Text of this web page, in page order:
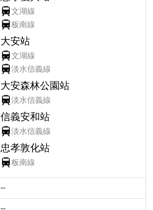
文湖線
板南線
大安站
文湖線
淡水信義線
大安森林公園站
淡水信義線
信義安和站
淡水信義線
忠孝敦化站
板南線
--